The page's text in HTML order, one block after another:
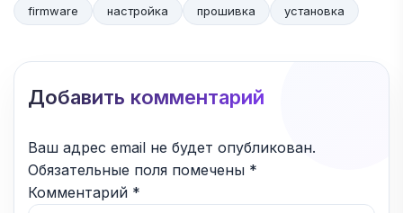
firmware
настройка прошивка установка
Добавить комментарий
Ваш адрес email не будет опубликован.
Обязательные поля помечены *
Комментарий *